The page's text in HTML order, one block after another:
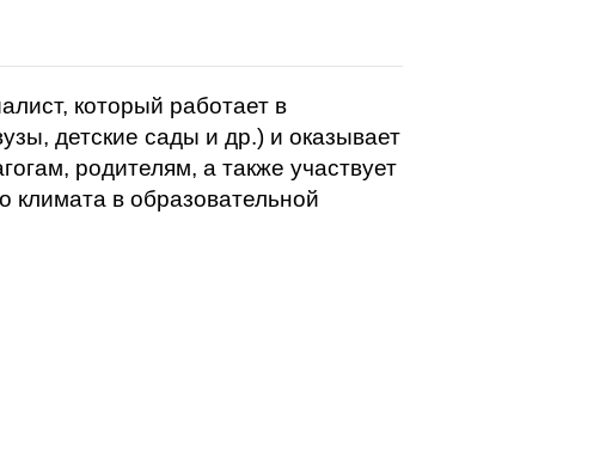
который работает в
детские сады и др.) и оказывает
родителям, а также участвует
климата в образовательной